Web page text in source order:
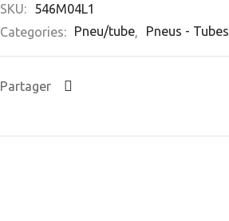
SKU:
546M04L1
Categories:
Pneu/tube, Pneus - Tubes
Partager